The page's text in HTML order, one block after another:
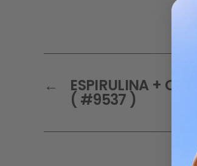
← ESPIRULINA +
( #9537 )